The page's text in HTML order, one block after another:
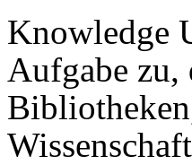
Knowledge
Aufgabe zu,